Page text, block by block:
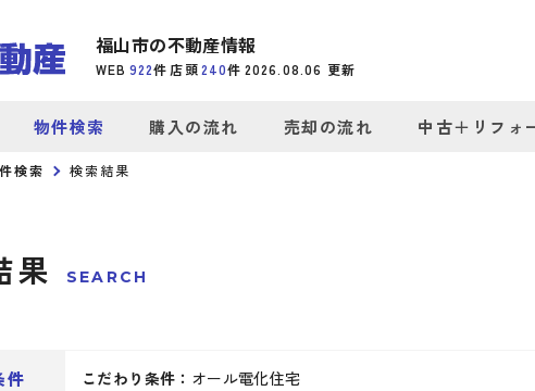
福山市の不動産情報
WEB 922件 店頭240件 2026.08.06 更新
物件検索 購入の流れ 売却の流れ 中古＋リフォ
検索 検索結果
果 SEARCH
件 こだわり条件： オール電化住宅